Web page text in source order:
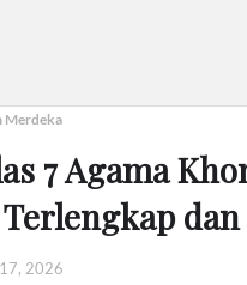
Merdeka
7 Agama
2026